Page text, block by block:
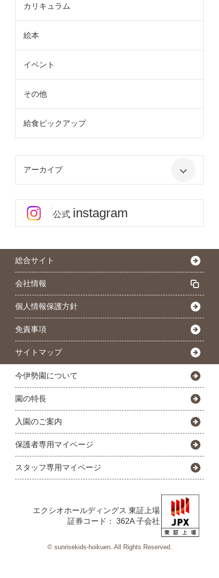
カリキュラム
絵本
イベント
その他
給食ピックアップ
アーカイブ
公式 instagram
総合サイト
会社情報
個人情報保護方針
免責事項
サイトマップ
今伊勢園について
園の特長
入園のご案内
保護者専用マイページ
スタッフ専用マイページ
エクシオホールディングス 東証上場
証券コード： 362A 子会社
© sunrisekids-hoikuen. All Rights Reserved.